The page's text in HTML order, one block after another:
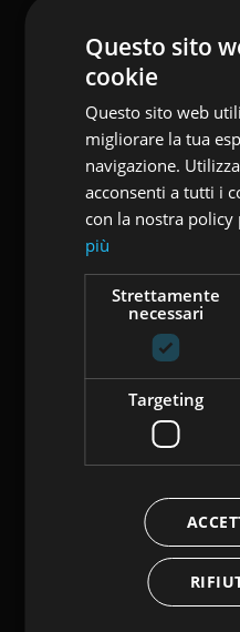
Questo sito
cookie
Questo sito web
migliorare la tua
navigazione.
acconsenti a tutti i
con la nostra policy
più
Strettamente
necessari
Targeting